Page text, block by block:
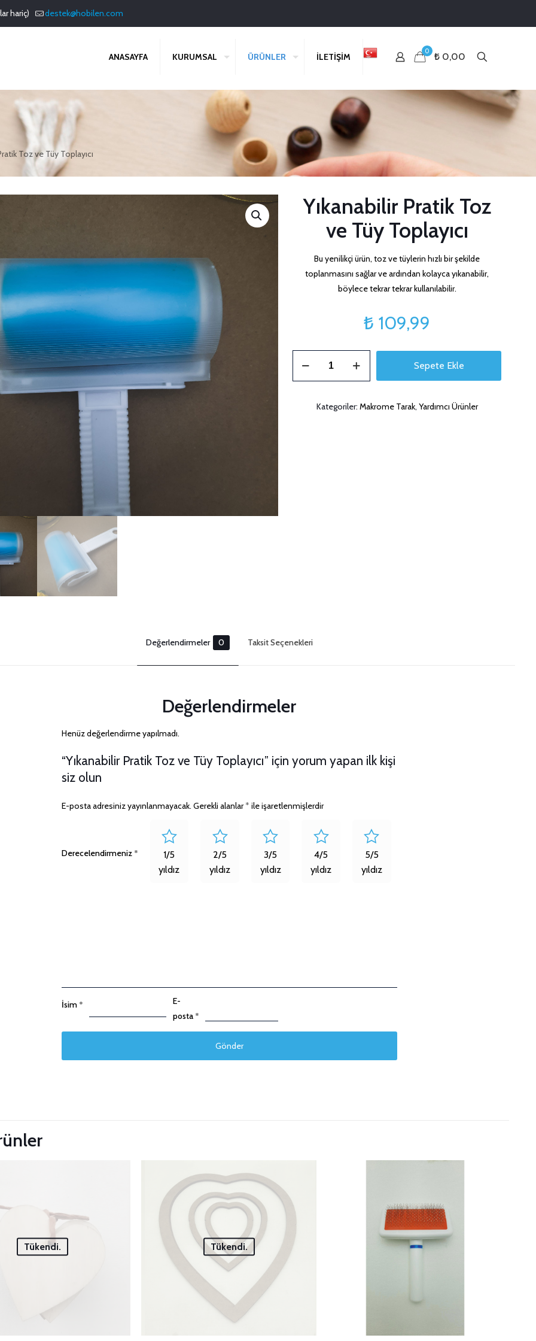
hariç) destek@hobilen.com
ANASAYFA KURUMSAL ÜRÜNLER İLETİŞİM
0 ₺ 0,00
Toz ve Tüy Toplayıcı
Yıkanabilir Pratik Toz
ve Tüy Toplayıcı
Bu yenilikçi ürün, toz ve tüylerin hızlı bir şekilde
toplanmasını sağlar ve ardından kolayca yıkanabilir,
böylece tekrar tekrar kullanılabilir.
₺ 109,99
Sepete Ekle
Kategoriler: Makrome Tarak, Yardımcı Ürünler
Değerlendirmeler 0 Taksit Seçenekleri
Değerlendirmeler
Henüz değerlendirme yapılmadı.
“Yıkanabilir Pratik Toz ve Tüy Toplayıcı” için yorum yapan ilk kişi
siz olun
E-posta adresiniz yayınlanmayacak. Gerekli alanlar* ile işaretlenmişlerdir
Derecelendirmeniz*
1/5
yıldız
2/5
yıldız
3/5
yıldız
4/5
yıldız
5/5
yıldız
İsim*
E-
posta*
Tükendi. Tükendi.